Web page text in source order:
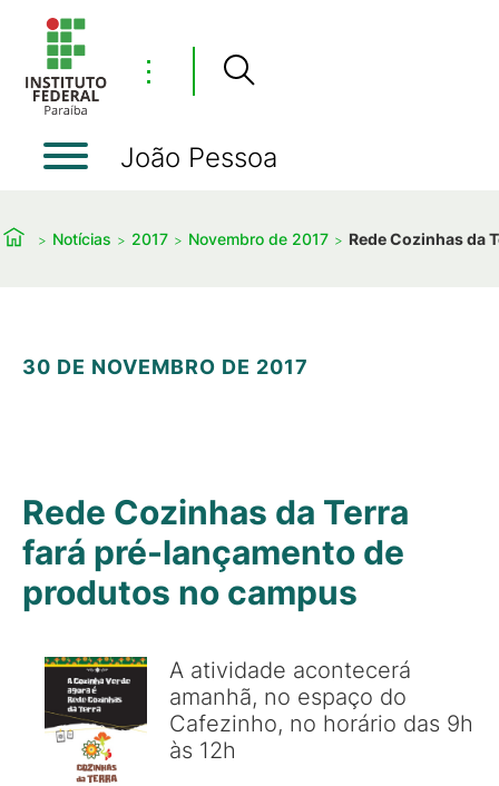
⋮
João Pessoa
Notícias 2017 Novembro de 2017 Rede Cozinhas da
30 DE NOVEMBRO DE 2017
Rede Cozinhas da Terra
fará pré-lançamento de
produtos no campus
A atividade acontecerá
amanhã, no espaço do
Cafezinho, no horário das 9h
às 12h